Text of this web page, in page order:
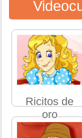
Ricitos de
oro